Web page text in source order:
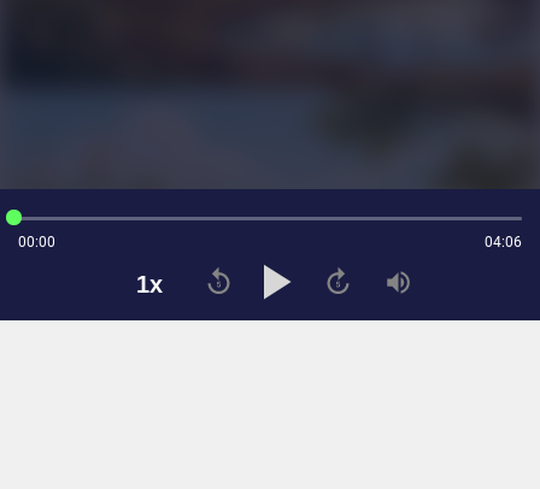
Chính sách Cookie
Từ chối Đồng ý
00:00 04:06
1x